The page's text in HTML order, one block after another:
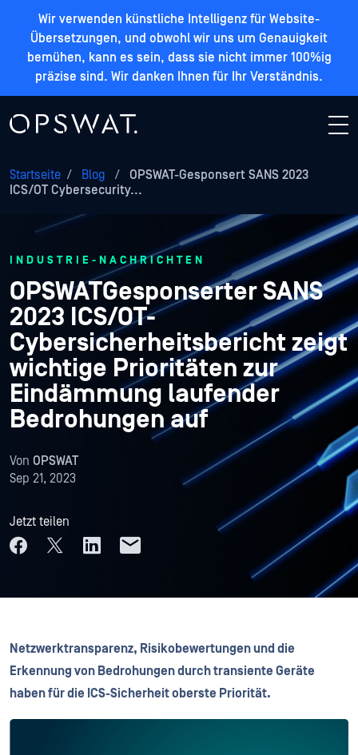
Wir verwenden künstliche Intelligenz für Website-
Übersetzungen, und obwohl wir uns um Genauigkeit
bemühen, kann es sein, dass sie nicht immer 100%ig
präzise sind. Wir danken Ihnen für Ihr Verständnis.
Startseite / Blog /
OPSWAT-Gesponsert SANS 2023
ICS/OT Cybersecurity...
INDUSTRIE-NACHRICHTEN
OPSWATGesponserter SANS
2023 ICS/OT-
Cybersicherheitsbericht zeigt
wichtige Prioritäten zur
Eindämmung laufender
Bedrohungen auf
Von OPSWAT
Sep 21, 2023
Jetzt teilen
Netzwerktransparenz, Risikobewertungen und die
Erkennung von Bedrohungen durch transiente Geräte
haben für die ICS-Sicherheit oberste Priorität.